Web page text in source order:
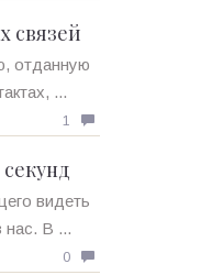
связей
отданную
...
1
видеть
нас. В ...
0